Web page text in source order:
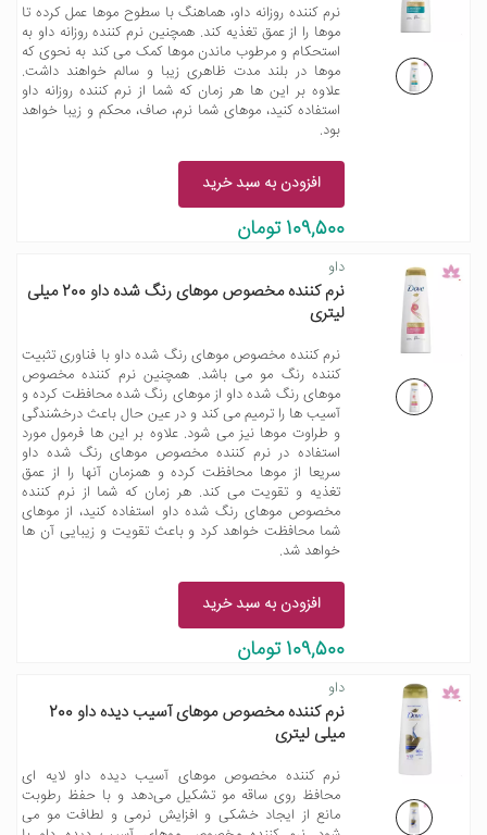
نرم کننده روزانه داو، هماهنگ با سطوح موها عمل کرده تا
موها را از عمق تغذیه کند. همچنین نرم کننده روزانه داو به
استحکام و مرطوب ماندن موها کمک می کند به نحوی که
موها در بلند مدت ظاهری زیبا و سالم خواهند داشت.
علاوه بر این ها هر زمان که شما از نرم کننده روزانه داو
استفاده کنید، موهای شما نرم، صاف، محکم و زیبا خواهد
بود.
افزودن به سبد خرید
109,500 تومان
داو
نرم کننده مخصوص موهای رنگ شده داو 200 میلی
لیتری
نرم کننده مخصوص موهای رنگ شده داو با فناوری تثبیت
کننده رنگ مو می باشد. همچنین نرم کننده مخصوص
موهای رنگ شده داو از موهای رنگ شده محافظت کرده و
آسیب ها را ترمیم می کند و در عین حال باعث درخشندگی
و طراوت موها نیز می شود. علاوه بر این ها فرمول مورد
استفاده در نرم کننده مخصوص موهای رنگ شده داو
سریعا از موها محافظت کرده و همزمان آنها را از عمق
تغذیه و تقویت می کند. هر زمان که شما از نرم کننده
مخصوص موهای رنگ شده داو استفاده کنید، از موهای
شما محافظت خواهد کرد و باعث تقویت و زیبایی آن ها
خواهد شد.
افزودن به سبد خرید
109,500 تومان
داو
نرم کننده مخصوص موهای آسیب دیده داو 200
میلی لیتری
نرم کننده مخصوص موهای آسیب دیده داو لایه ای
محافظ روی ساقه مو تشکیل می‌دهد و با حفظ رطوبت
مانع از ایجاد خشکی و افزایش نرمی و لطافت مو می